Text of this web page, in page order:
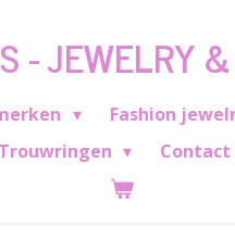
- JEWELRY
Fashion
Trouwringen Contact